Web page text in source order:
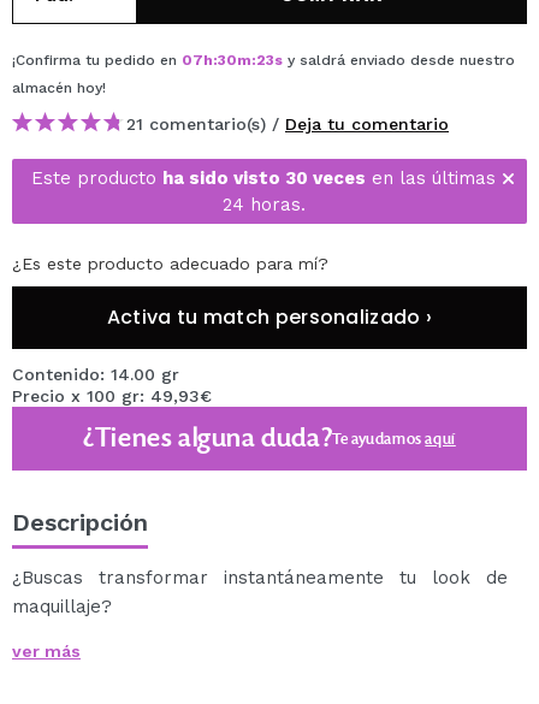
¡Confirma tu pedido en 07h:30m:23s y saldrá enviado desde nuestro
almacén hoy!
21 comentario(s) / Deja tu comentario
Este producto ha sido visto 30 veces en las últimas
24 horas.
¿Es este producto adecuado para mí?
Activa tu match personalizado ›
Contenido: 14.00 gr
Precio x 100 gr: 49,93€
¿Tienes alguna duda?Te ayudamosaquí
Descripción
¿Buscas transformar instantáneamente tu look de
maquillaje?
Revolution
ver más